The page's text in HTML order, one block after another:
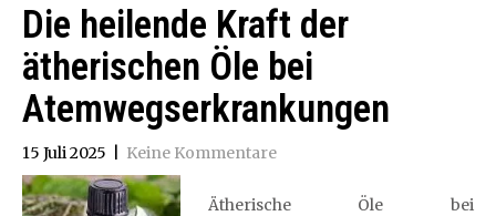
Die heilende Kraft der
ätherischen Öle bei
Atemwegserkrankungen
15 Juli 2025 Keine Kommentare
Ätherische Öle bei